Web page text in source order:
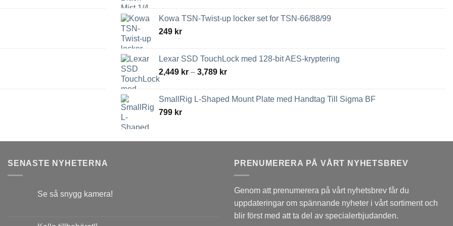
Kowa TSN-Twist-up locker set for TSN-66/88/99
249 kr
Lexar SSD TouchLock med 128-bit AES-kryptering
2,449 kr – 3,789 krPrisintervall:
3,789 kr
SmallRig L-Shaped Mount Plate med Handtag Till Sigma BF
799 kr
SENASTE NYHETERNA
Se så snygg kamera!
PRENUMERERA PÅ VÅRT NYHETSBREV
Genom att prenumerera på vårt nyhetsbrev får du
uppdateringar om spännande nyheter i vårt sortiment och
blir först med att ta del av specialerbjudanden.